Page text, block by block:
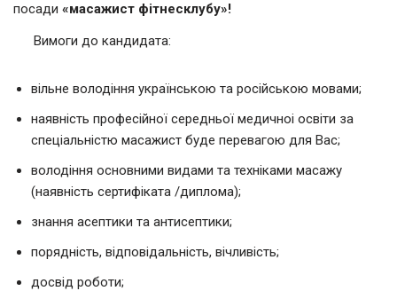
посади «масажист фітнесклубу»!
Вимоги до кандидата:
вільне володіння українською та російською мовами;
наявність професійної середньої медичноі освіти за
спеціальністю масажист буде перевагою для Вас;
володіння основними видами та техніками масажу
(наявність сертифіката /диплома);
знання асептики та антисептики;
порядність, відповідальність, вічливість;
досвід роботи;